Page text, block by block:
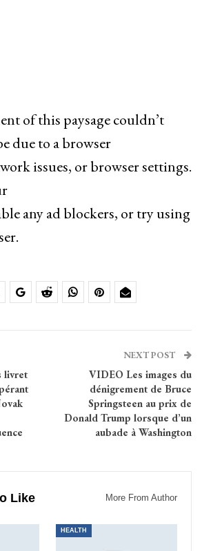
of this paysage couldn’t
due to a browser
issues, or browser settings.
any ad blockers, or try using
livret
NEXT POST
VIDEO Les images du
dénigrement de Bruce
Springsteen au prix de
Donald Trump lorsque d’un
aubade à Washington
Like More From Author
HEALTH